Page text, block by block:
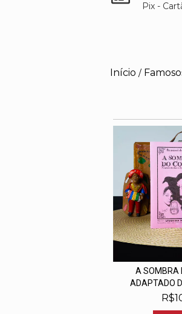
Pix -
Início /
A SOMBRA
ADAPTADO